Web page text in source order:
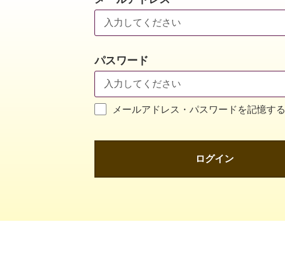
パスワード
メールアドレス・パスワードを記憶する
ログイン